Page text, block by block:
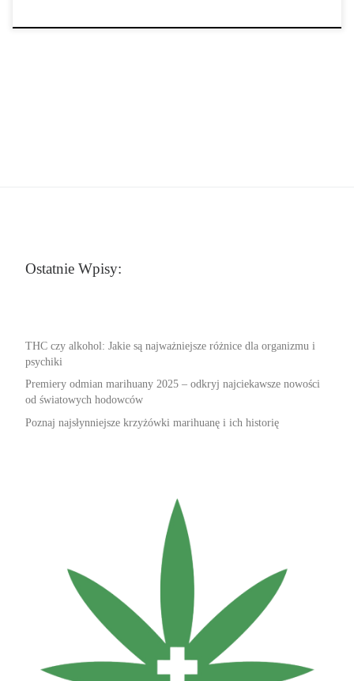
Ostatnie Wpisy:
THC czy alkohol: Jakie są najważniejsze różnice dla organizmu i
psychiki
Premiery odmian marihuany 2025 – odkryj najciekawsze nowości
od światowych hodowców
Poznaj najsłynniejsze krzyżówki marihuanę i ich historię